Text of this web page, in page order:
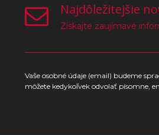
Najdôležitejšie
Získajte zaujímavé
Vaše osobné údaje (email) budeme
môžete kedykoľvek odvolať písomne,